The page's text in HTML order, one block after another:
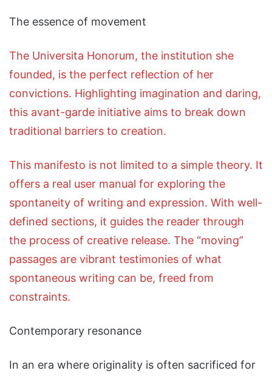
The essence of movement
The Universita Honorum, the institution she
founded, is the perfect reflection of her
convictions. Highlighting imagination and daring,
this avant-garde initiative aims to break down
traditional barriers to creation.
This manifesto is not limited to a simple theory. It
offers a real user manual for exploring the
spontaneity of writing and expression. With well-
defined sections, it guides the reader through
the process of creative release. The “moving”
passages are vibrant testimonies of what
spontaneous writing can be, freed from
constraints.
Contemporary resonance
In an era where originality is often sacrificed for